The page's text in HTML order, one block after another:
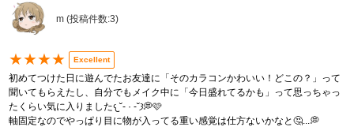
m (投稿件数:3)
★★★★ Excellent
初めてつけた日に遊んでたお友達に「そのカラコンかわいい！どこの？」って
聞いてもらえたし、自分でもメイク中に「今日盛れてるかも」って思っちゃっ
たくらい気に入りました𐔌˘- · -˘𐦯💭🩷
軸固定なのでやっぱり目に物が入ってる重い感覚は仕方ないかなと🤔...💭